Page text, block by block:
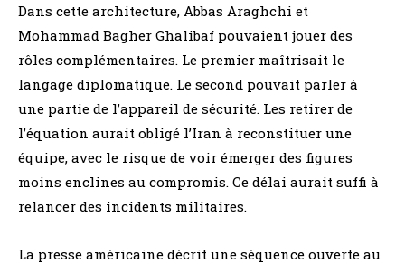
Dans cette architecture, Abbas Araghchi et
Mohammad Bagher Ghalibaf pouvaient jouer des
rôles complémentaires. Le premier maîtrisait le
langage diplomatique. Le second pouvait parler à
une partie de l’appareil de sécurité. Les retirer de
l’équation aurait obligé l’Iran à reconstituer une
équipe, avec le risque de voir émerger des figures
moins enclines au compromis. Ce délai aurait suffi à
relancer des incidents militaires.
La presse américaine décrit une séquence ouverte au